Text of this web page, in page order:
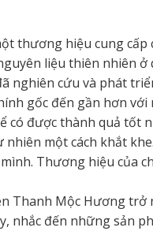
thương hiệu cung cấp
liệu thiên nhiên
nghiên cứu và phát
gốc đến gần hơn
có được thành quả tốt
nhiên một cách khắt khe.
Thương hiệu của
Thanh Mộc Hương
nhắc đến những sản